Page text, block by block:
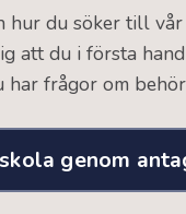
hur du söker till vår
att du i första
har frågor om
genom